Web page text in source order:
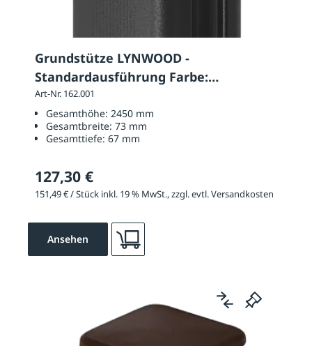
Grundstütze LYNWOOD -
Standardausführung Farbe:
schwarzgrau
Art-Nr. 162.001
Gesamthöhe: 2450 mm
Gesamtbreite: 73 mm
Gesamttiefe: 67 mm
127,30 €
151,49 € / Stück inkl. 19 % MwSt., zzgl. evtl. Versandkosten
Ansehen